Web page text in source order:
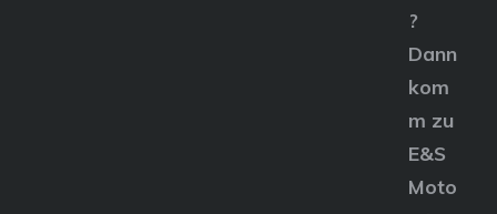
?
Dann
kom
m zu
E&S
Moto